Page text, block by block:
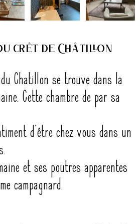
crêt de Châtillon
Chatillon se trouve dans la
Cette chambre de par sa
d’être chez vous dans un
et ses poutres apparentes
campagnard.